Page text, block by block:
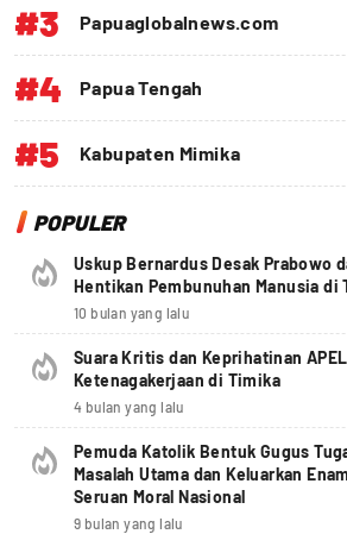
#3 Papuaglobalnews.com
#4 Papua Tengah
#5 Kabupaten Mimika
POPULER
Uskup Bernardus Desak Prabowo
Hentikan Pembunuhan Manusia di
10 bulan yang lalu
Suara Kritis dan Keprihatinan
Ketenagakerjaan di Timika
4 bulan yang lalu
Pemuda Katolik Bentuk Gugus
Masalah Utama dan Keluarkan
Seruan Moral Nasional
9 bulan yang lalu